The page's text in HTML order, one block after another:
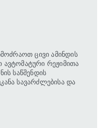
ცივი ამინდის
ავტომატური რეჟიმითა
საწმენდის
სავარძლებისა და